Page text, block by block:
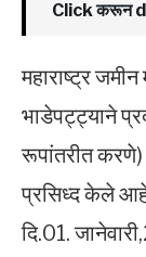
Click करून
महाराष्ट्र
भाडेपट्ट्याने
रूपांतरीत करणे)
प्रसिध्द केले
दि.01.